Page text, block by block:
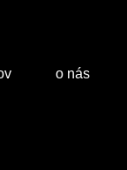
o nás